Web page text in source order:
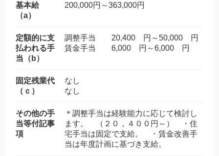
基本給
（a）
200,000円～363,000円
定額的に支
払われる手
当（b）
調整手当 20,400 円～50,000 円
賃金手当 6,000 円～6,000 円
固定残業代
（ｃ）
なし
なし
その他の手
当等付記事
項
＊調整手当は経験能力に応じて検討し
ます。 （２０，４００円～） ・住
宅手当は固定で支給。 ・賃金改善手
当は年度計画に基づき支給。